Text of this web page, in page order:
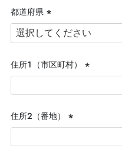
都道府県
(必
須)
住所１（市区町村）
(必
須)
住所２（番地）
(必
須)